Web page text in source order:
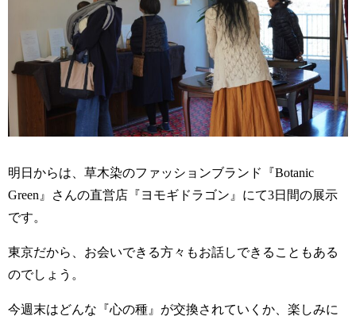
明日からは、草木染のファッションブランド『Botanic
Green』さんの直営店『ヨモギドラゴン』にて3日間の展示
です。
東京だから、お会いできる方々もお話しできることもある
のでしょう。
今週末はどんな『心の種』が交換されていくか、楽しみに